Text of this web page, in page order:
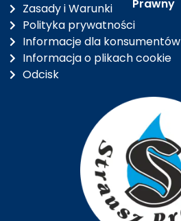
Prawny
Zasady i Warunki
Polityka prywatności
Informacje dla konsumentów
Informacja o plikach cookie
Odcisk